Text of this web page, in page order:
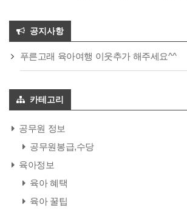
공지사항
푸른고래 육아여행 이웃추가 해주세요^^
카테고리
공무원 정보
공무원봉급,수당
육아정보
육아 혜택
육아 꿀팁